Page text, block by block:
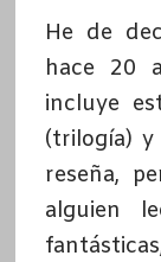
He de
hace 20
incluye
(trilogía) y
reseña,
alguien